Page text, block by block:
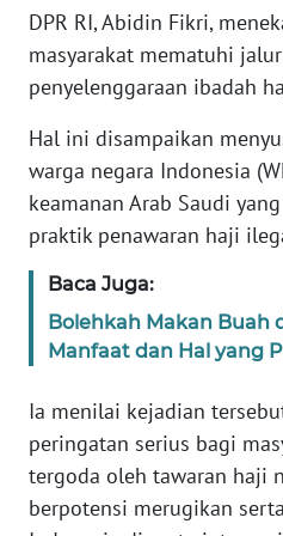
DPR RI, Abidin Fikri,
masyarakat mematuhi
penyelenggaraan ibadah
Hal ini disampaikan
warga negara Indonesia
keamanan Arab Saudi
praktik penawaran haji
Baca Juga:
Bolehkah Makan Buah
Manfaat dan Hal yang
Ia menilai kejadian
peringatan serius bagi
tergoda oleh tawaran haji
berpotensi merugikan
Informasi
INDEKS
BERITA
KONTAK
KAMI
INFO
TENTANG
KAMI
PEDOMAN
MEDIA
REDAKSI